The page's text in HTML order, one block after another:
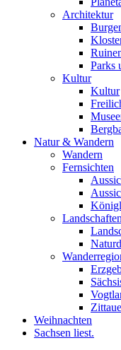
Architektur
Parks
Kultur
Kultur
Natur & Wandern
Wandern
Fernsichten
Landschaften
Weihnachten
Sachsen liest.